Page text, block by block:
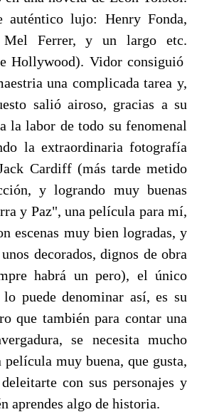
auténtico lujo: Henry Fonda,
Mel Ferrer, y un largo etc.
Hollywood). Vidor consiguió
una complicada tarea y,
salió airoso, gracias a su
la labor de todo su fenomenal
la extraordinaria fotografía
Cardiff (más tarde metido
y logrando muy buenas
y Paz", una película para mí,
escenas muy bien logradas, y
decorados, dignos de obra
habrá un pero), el único
puede denominar así, es su
que también para contar una
se necesita mucho
muy buena, que gusta,
con sus personajes y
aprendes algo de historia.